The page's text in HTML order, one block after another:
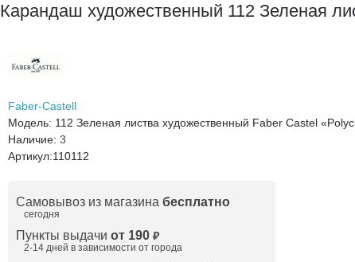
Карандаш художественный 112 Зеленая
Faber-Castell
Модель: 112 Зеленая листва художественный Faber Castel
Наличие: 3
Артикул:110112
Самовывоз из магазина бесплатно
сегодня
Пункты выдачи от 190 ₽
2-14 дней в зависимости от города